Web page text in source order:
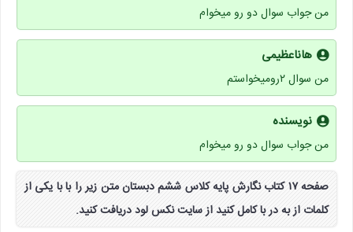
من جواب سوال دو رو میخوام
هاناعظیمی
من سوال ۲رومیخواستم
نویسنده
من جواب سوال دو رو میخوام
صفحه ۱۷ کتاب نگارش پایه کلاس ششم دبستان متن زیر را با با یکی از
کلمات از به در با کامل کنید از سایت نکس لود دریافت کنید.